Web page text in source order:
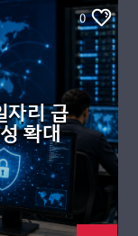
0
자리 급
확대